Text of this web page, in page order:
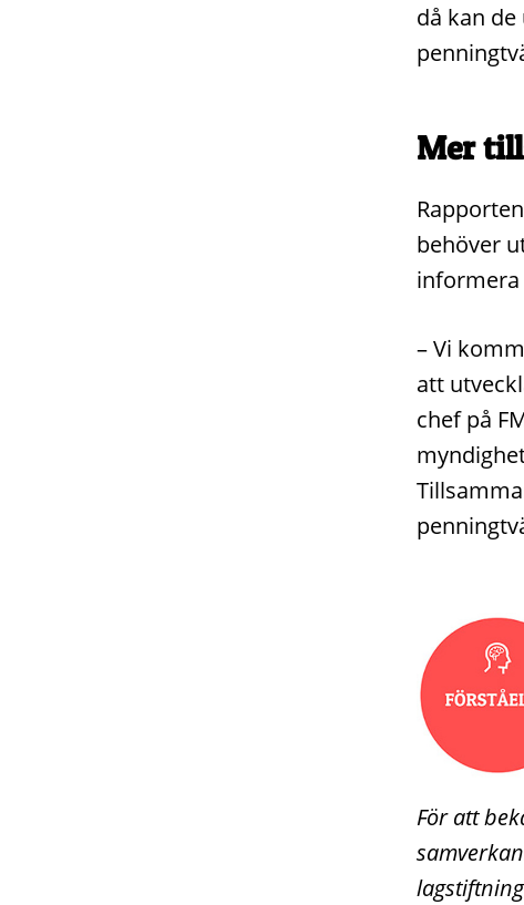
då kan
Mer
behöver
informera
– Vi
att
chef på
För att